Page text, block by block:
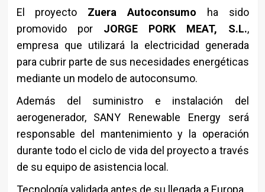
El proyecto Zuera Autoconsumo ha sido
promovido por JORGE PORK MEAT, S.L.,
empresa que utilizará la electricidad generada
para cubrir parte de sus necesidades energéticas
mediante un modelo de autoconsumo.
Además del suministro e instalación del
aerogenerador, SANY Renewable Energy será
responsable del mantenimiento y la operación
durante todo el ciclo de vida del proyecto a través
de su equipo de asistencia local.
Tecnología validada antes de su llegada a Europa